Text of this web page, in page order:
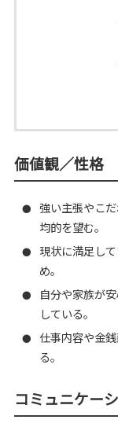
価値観／性格
●
強い主張やこ
均的を望む。
●
現状に満足し
め。
●
自分や家族が
している。
●
仕事内容や金
る。
コミュニケー